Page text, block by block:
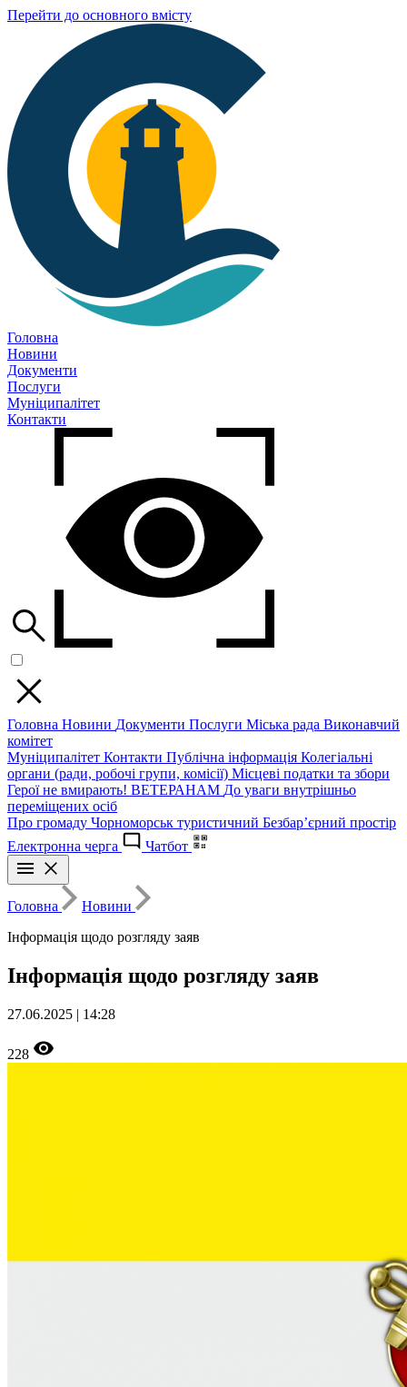
Перейти до основного вмісту
Головна
Новини
Документи
Послуги
Муніципалітет
Контакти
Головна Новини Документи Послуги Міська рада Виконавчий
комітет
Муніципалітет Контакти Публічна інформація Колегіальні
органи (ради, робочі групи, комісії) Місцеві податки та збори
Герої не вмирають! ВЕТЕРАНАМ До уваги внутрішньо
переміщених осіб
Про громаду Чорноморськ туристичний Безбар’єрний простір
Електронна черга
Чатбот
Головна
Новини
Інформація щодо розгляду заяв
Інформація щодо розгляду заяв
27.06.2025 | 14:28
228